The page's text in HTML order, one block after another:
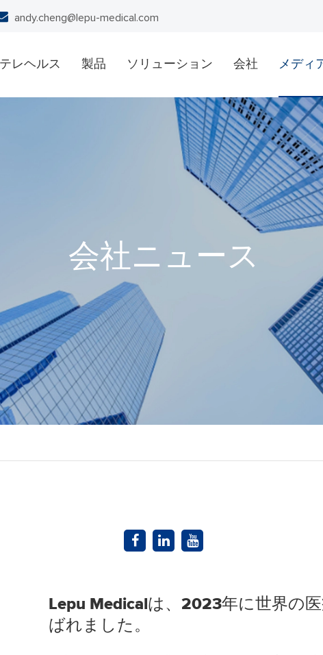
andy.cheng@lepu-medical.com
テレヘルス 製品 ソリューション 会社 メディ
会社ニュース
Lepu Medicalは、2023年に世界の
ばれました。